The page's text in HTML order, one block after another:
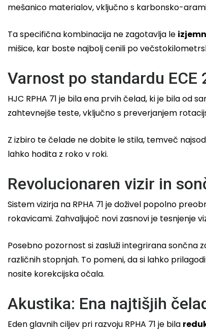
mešanico materialov, vključno s karbonsko-
Ta specifična kombinacija ne zagotavlja le
mišice, kar boste najbolj cenili po
Varnost po standardu ECE
HJC RPHA 71 je bila ena prvih čelad, ki je bila od
zahtevnejše teste, vključno s preverjanjem
Z izbiro te čelade ne dobite le stila, temveč
lahko hodita z roko v roki.
Revolucionaren vizir in
Sistem vizirja na RPHA 71 je doživel popolno
rokavicami. Zahvaljujoč novi zasnovi je tesnjenje
Posebno pozornost si zasluži integrirana sončna
različnih stopnjah. To pomeni, da si lahko
nosite korekcijska očala.
Akustika: Ena najtišjih
Eden glavnih ciljev pri razvoju RPHA 71 je bila